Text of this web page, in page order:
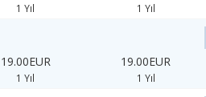
1 Yıl 1 Yıl
19.00EUR
1 Yıl
19.00EUR
1 Yıl